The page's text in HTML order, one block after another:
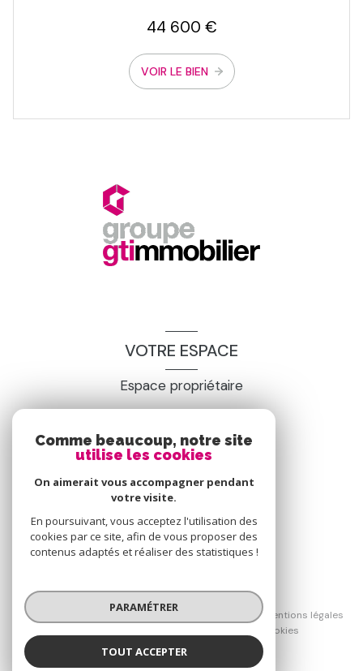
44 600 €
VOIR LE BIEN
VOTRE ESPACE
Espace propriétaire
SE CONNECTER
© 2026 | Tous droits réservés
Nos honoraires
Nos partenaires
Mentions légales
Cookies
Comme beaucoup, notre site
utilise les cookies
On aimerait vous accompagner pendant
votre visite.
En poursuivant, vous acceptez l'utilisation des
cookies par ce site, afin de vous proposer des
contenus adaptés et réaliser des statistiques !
PARAMÉTRER
TOUT ACCEPTER